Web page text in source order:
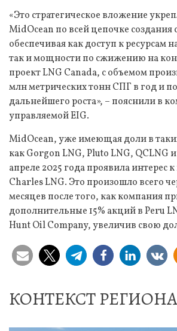
«Это стратегическое вложение
MidOcean по всей цепочке
обеспечивая как доступ к ресурсам
так и мощности по сжижению на
проект LNG Canada, с объемом
млн метрических тонн СПГ в год и
дальнейшего роста», – пояснили в
управляемой EIG.
MidOcean, уже имеющая доли в
как Gorgon LNG, Pluto LNG, QCLNG
апреле 2025 года проявила интерес
Charles LNG. Это произошло всего
месяцев после того, как компания
дополнительные 15% акций в Peru
Hunt Oil Company, увеличив свою
КОНТЕКСТ РЕГИОНА